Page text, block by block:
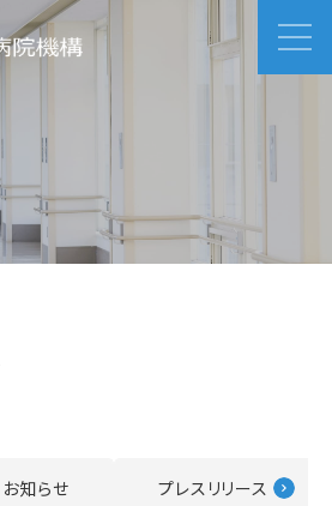
お知らせ プレスリリース